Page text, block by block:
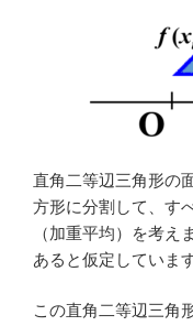
直角二等辺三角形の
方形に分割して、す
（加重平均）を考
あると仮定しています
この直角二等辺三角